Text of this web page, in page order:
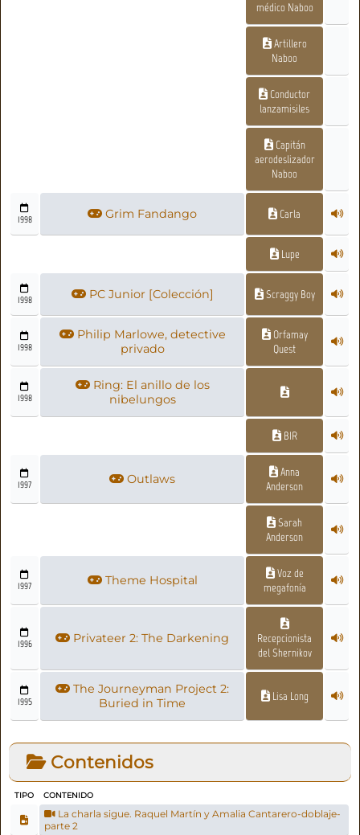
médico Naboo
Artillero
Naboo
Conductor
lanzamisiles
Capitán
aerodeslizador
Naboo
1998 Grim Fandango Carla
Lupe
1998 PC Junior [Colección] Scraggy Boy
1998
Philip Marlowe, detective
privado
Orfamay
Quest
1998
Ring: El anillo de los
nibelungos
BIR
1997 Outlaws
Anna
Anderson
Sarah
Anderson
1997 Theme Hospital
Voz de
megafonía
1996 Privateer 2: The Darkening
Recepcionista
del Shernikov
1995
The Journeyman Project 2:
Buried in Time
Lisa Long
Contenidos
TIPO CONTENIDO
La charla sigue. Raquel Martín y Amalia Cantarero-doblaje-
parte 2